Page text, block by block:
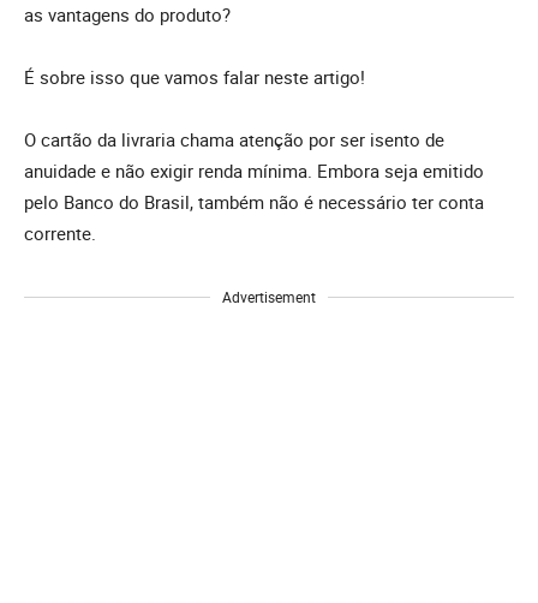
as vantagens do produto?
É sobre isso que vamos falar neste artigo!
O cartão da livraria chama atenção por ser isento de
anuidade e não exigir renda mínima. Embora seja emitido
pelo Banco do Brasil, também não é necessário ter conta
corrente.
Advertisement